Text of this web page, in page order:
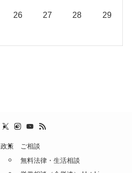
26 27 28 29
政策
ご相談
無料法律・生活相談